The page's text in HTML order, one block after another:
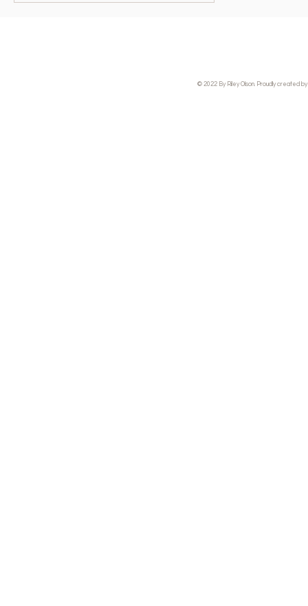
© 2022 By Riley Olson. Proudly created